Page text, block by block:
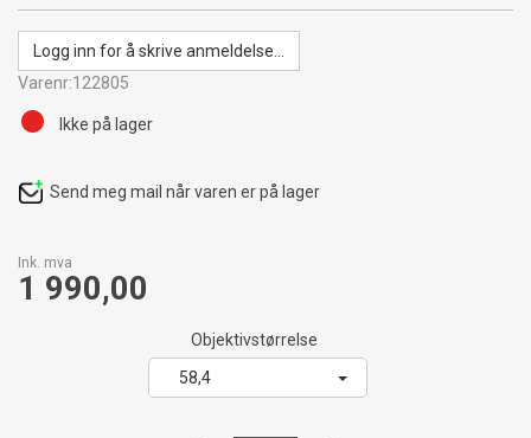
Logg inn for å skrive anmeldelse...
Varenr:122805
Ink. mva
1 990,00
Objektivstørrelse
58,4
Ikke på lager
Send meg mail når varen er på lager